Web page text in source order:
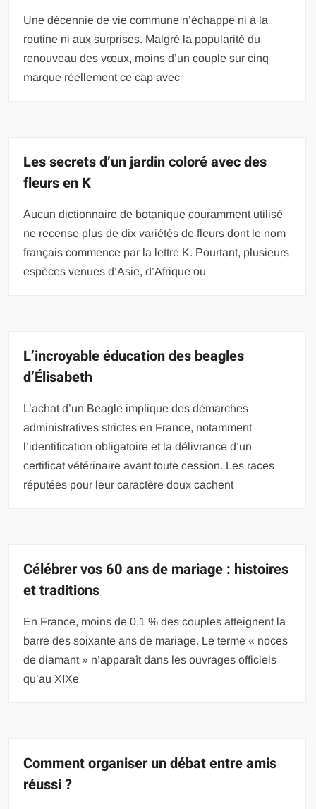
Une décennie de vie commune n’échappe ni à la
routine ni aux surprises. Malgré la popularité du
renouveau des vœux, moins d’un couple sur cinq
marque réellement ce cap avec
Les secrets d’un jardin coloré avec des
fleurs en K
Aucun dictionnaire de botanique couramment utilisé
ne recense plus de dix variétés de fleurs dont le nom
français commence par la lettre K. Pourtant, plusieurs
espèces venues d’Asie, d’Afrique ou
L’incroyable éducation des beagles
d’Élisabeth
L’achat d’un Beagle implique des démarches
administratives strictes en France, notamment
l’identification obligatoire et la délivrance d’un
certificat vétérinaire avant toute cession. Les races
réputées pour leur caractère doux cachent
Célébrer vos 60 ans de mariage : histoires
et traditions
En France, moins de 0,1 % des couples atteignent la
barre des soixante ans de mariage. Le terme « noces
de diamant » n’apparaît dans les ouvrages officiels
qu’au XIXe
Comment organiser un débat entre amis
réussi ?